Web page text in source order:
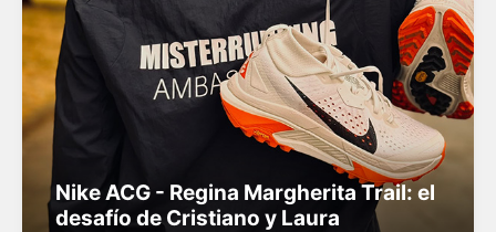
Nike ACG - Regina Margherita Trail: el
desafío de Cristiano y Laura